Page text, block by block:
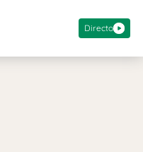
Directo